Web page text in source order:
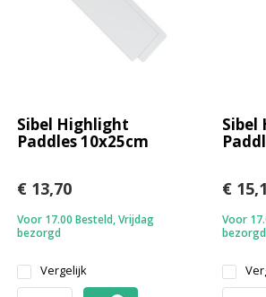
Sibel Highlight
Paddles 10x25cm
€ 13,70
Voor 17.00 Besteld, Vrijdag
bezorgd
Vergelijk
Sibel
€
Voor
bezorgd